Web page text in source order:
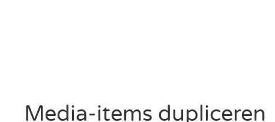
Media-items dupliceren